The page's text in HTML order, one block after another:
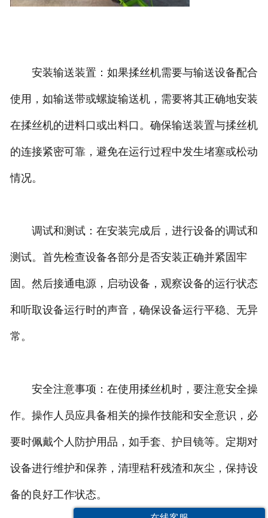
安装输送装置：如果揉丝机需要与输送设备配合
使用，如输送带或螺旋输送机，需要将其正确地安装
在揉丝机的进料口或出料口。确保输送装置与揉丝机
的连接紧密可靠，避免在运行过程中发生堵塞或松动
情况。
调试和测试：在安装完成后，进行设备的调试和
测试。首先检查设备各部分是否安装正确并紧固牢
固。然后接通电源，启动设备，观察设备的运行状态
和听取设备运行时的声音，确保设备运行平稳、无异
常。
安全注意事项：在使用揉丝机时，要注意安全操
作。操作人员应具备相关的操作技能和安全意识，必
要时佩戴个人防护用品，如手套、护目镜等。定期对
设备进行维护和保养，清理秸秆残渣和灰尘，保持设
备的良好工作状态。